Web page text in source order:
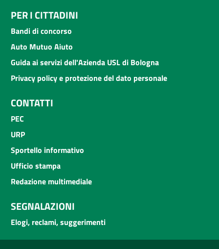
PER I CITTADINI
Bandi di concorso
Auto Mutuo Aiuto
Guida ai servizi dell'Azienda USL di Bologna
Privacy policy e protezione del dato personale
CONTATTI
PEC
URP
Sportello informativo
Ufficio stampa
Redazione multimediale
SEGNALAZIONI
Elogi, reclami, suggerimenti